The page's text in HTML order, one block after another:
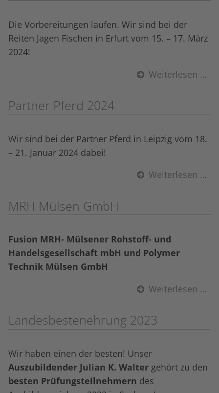
Die Vorbereitungen laufen. Wir sind bei der
Reiten Jagen Fischen in Erfurt vom 15. – 17. März
2024!
Weiterlesen …
Partner Pferd 2024
Wir sind bei der Partner Pferd in Leipzig vom 18.
– 21. Januar 2024 dabei!
Weiterlesen …
MRH Mülsen GmbH
Fusion MRH- Mülsener Rohstoff- und
Handelsgesellschaft mbH und Polymer
Technik Mülsen GmbH
Weiterlesen …
Landesbestenehrung 2023
Wir haben einen der besten! Unser
Auszubildender Julian K. Waltergehört zu den
besten Prüfungsteilnehmern des